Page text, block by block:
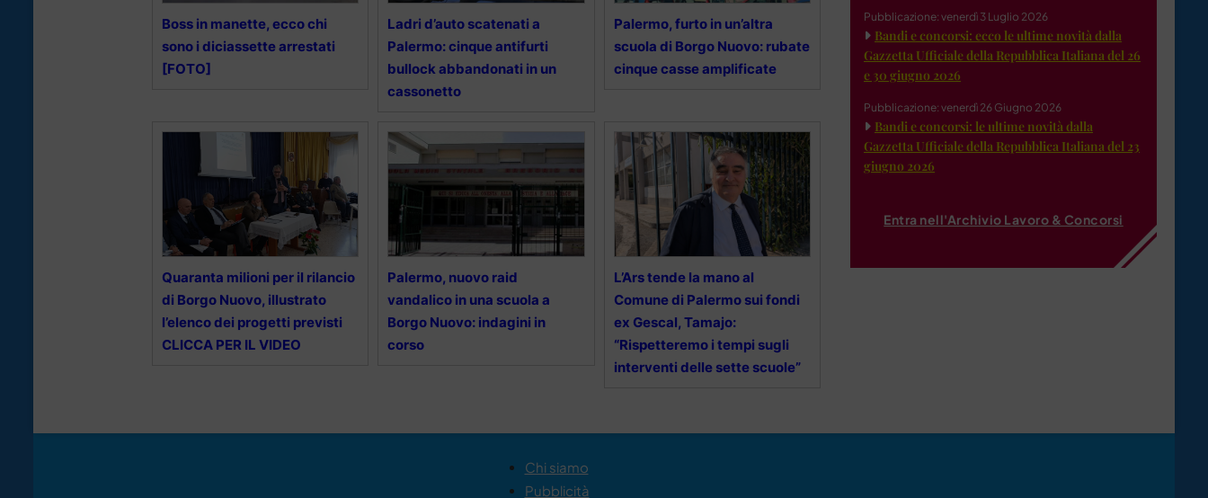
Boss in manette, ecco chi
sono i diciassette arrestati
[FOTO]
Ladri d’auto scatenati a
Palermo: cinque antifurti
bullock abbandonati in un
cassonetto
Palermo, furto in un’altra
scuola di Borgo Nuovo: rubate
cinque casse amplificate
Quaranta milioni per il rilancio
di Borgo Nuovo, illustrato
l’elenco dei progetti previsti
CLICCA PER IL VIDEO
Palermo, nuovo raid
vandalico in una scuola a
Borgo Nuovo: indagini in
corso
L’Ars tende la mano al
Comune di Palermo sui fondi
ex Gescal, Tamajo:
“Rispetteremo i tempi sugli
interventi delle sette scuole”
Pubblicazione: venerdì 3 Luglio 2026
Bandi e concorsi: ecco le ultime novità dalla
Gazzetta Ufficiale della Repubblica Italiana del 26
e 30 giugno 2026
Pubblicazione: venerdì 26 Giugno 2026
Bandi e concorsi: le ultime novità dalla
Gazzetta Ufficiale della Repubblica Italiana del 23
giugno 2026
Entra nell'Archivio Lavoro & Concorsi
Chi siamo
Pubblicità